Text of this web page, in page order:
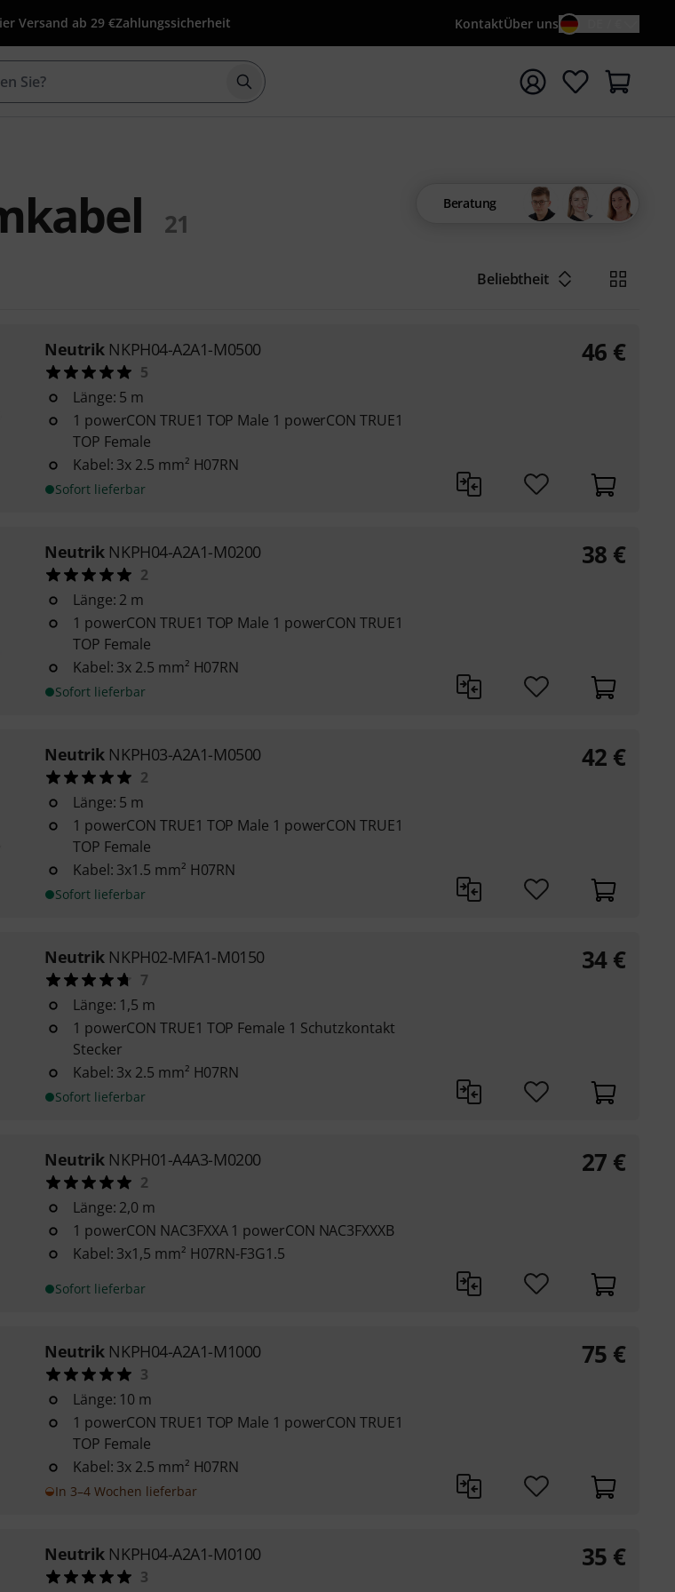
Versand ab 29 €Zahlungssicherheit KontaktÜber uns
Suche mit Suchwort {searchTerm} starten
21
Beratung
Beliebtheit
Neutrik NKPH04-A2A1-M0500
5
Länge: 5 m
1 powerCON TRUE1 TOP Male 1 powerCON TRUE1
TOP Female
Kabel: 3x 2.5 mm² H07RN
Sofort lieferbar
46 €
Neutrik NKPH04-A2A1-M0200
2
Länge: 2 m
1 powerCON TRUE1 TOP Male 1 powerCON TRUE1
TOP Female
Kabel: 3x 2.5 mm² H07RN
Sofort lieferbar
38 €
Neutrik NKPH03-A2A1-M0500
2
Länge: 5 m
1 powerCON TRUE1 TOP Male 1 powerCON TRUE1
TOP Female
Kabel: 3x1.5 mm² H07RN
Sofort lieferbar
42 €
Neutrik NKPH02-MFA1-M0150
7
Länge: 1,5 m
1 powerCON TRUE1 TOP Female 1 Schutzkontakt
Stecker
Kabel: 3x 2.5 mm² H07RN
Sofort lieferbar
34 €
Neutrik NKPH01-A4A3-M0200
2
Länge: 2,0 m
1 powerCON NAC3FXXA 1 powerCON NAC3FXXXB
Kabel: 3x1,5 mm² H07RN-F3G1.5
Sofort lieferbar
27 €
Neutrik NKPH04-A2A1-M1000
3
Länge: 10 m
1 powerCON TRUE1 TOP Male 1 powerCON TRUE1
TOP Female
Kabel: 3x 2.5 mm² H07RN
In 3–4 Wochen lieferbar
75 €
Neutrik NKPH04-A2A1-M0100
3
35 €